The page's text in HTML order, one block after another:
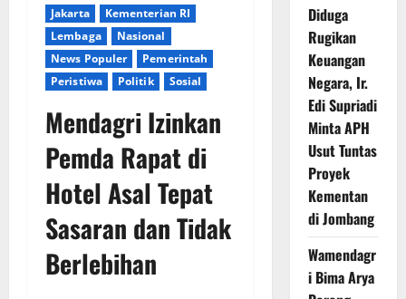
Jakarta
Kementerian RI
Lembaga
Nasional
News Populer
Pemerintah
Peristiwa
Politik Sosial
Mendagri Izinkan
Pemda Rapat di
Hotel Asal Tepat
Sasaran dan Tidak
Berlebihan
Diduga
Rugikan
Keuangan
Negara, Ir.
Edi Supriadi
Minta APH
Usut Tuntas
Proyek
Kementan
di Jombang
Wamendagr
i Bima Arya